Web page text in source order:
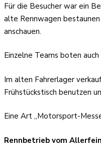
Für die Besucher war ein
alte Rennwagen
anschauen.
Einzelne Teams boten
Im alten Fahrerlager
Frühstückstisch benutzen
Eine Art „Motorsport-
Rennbetrieb vom